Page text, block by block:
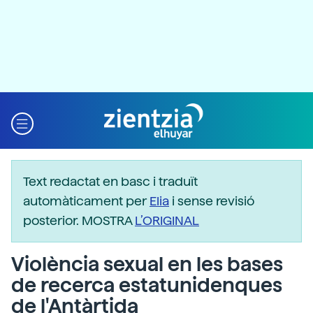
Text redactat en basc i traduït
automàticament perElia i sense revisió
posterior. MOSTRAL’ORIGINAL
Violència sexual en les bases
de recerca estatunidenques
de l'Antàrtida